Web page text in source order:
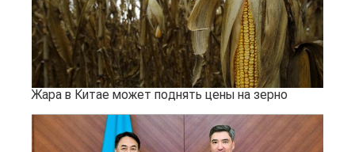
Жара в Китае может поднять цены на зерно